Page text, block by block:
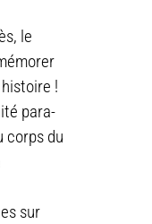
le
!
para-
corps du
sur